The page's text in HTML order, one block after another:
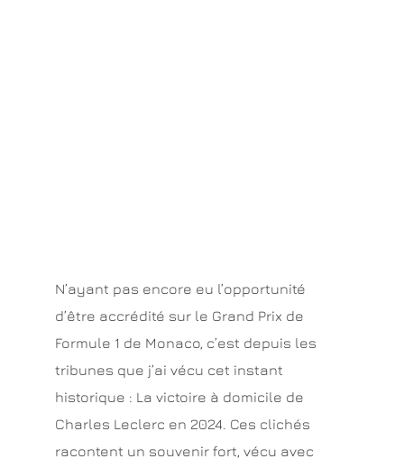
N’ayant pas encore eu l’opportunité
d’être accrédité sur le Grand Prix de
Formule 1 de Monaco, c’est depuis les
tribunes que j’ai vécu cet instant
historique : La victoire à domicile de
Charles Leclerc en 2024. Ces clichés
racontent un souvenir fort, vécu avec